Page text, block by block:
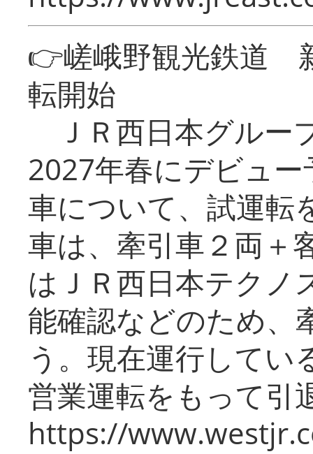
👉嵯峨野観光鉄道
転開始
ＪＲ西日本グルー
2027年春にデビュ
車について、試運転
車は、牽引車２両＋
はＪＲ西日本テクノ
能確認などのため、
う。現在運行してい
営業運転をもって引
https://